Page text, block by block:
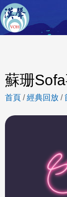
蘇珊
首頁 /經典回放 /